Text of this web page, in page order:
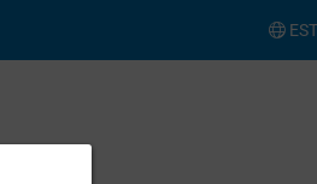
EST